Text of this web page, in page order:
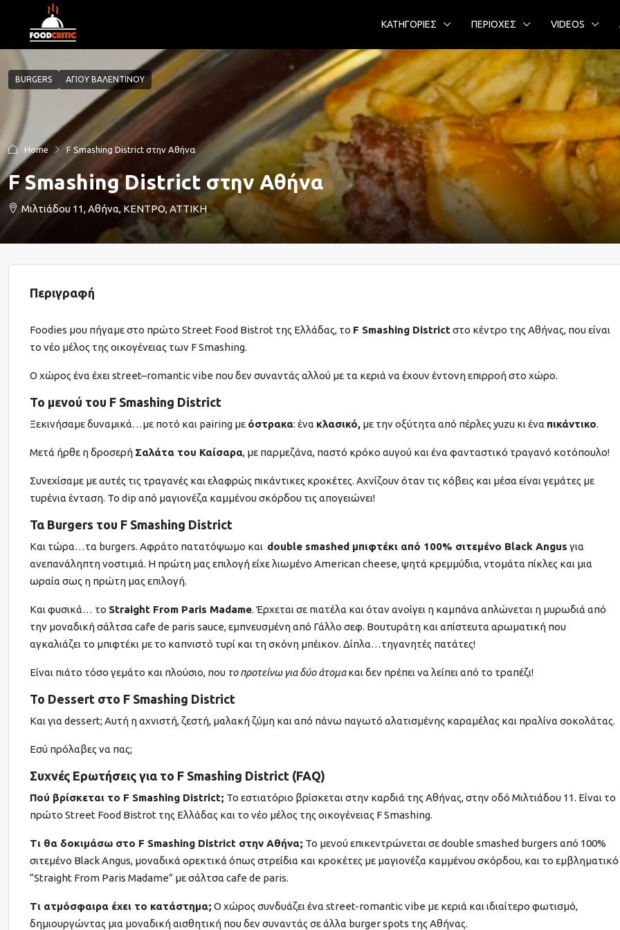
ΚΑΤΗΓΟΡΙΕΣ ΠΕΡΙΟΧΕΣ VIDEOS
BURGERS ΑΓΙΟΥ ΒΑΛΕΝΤΙΝΟΥ
Home F Smashing District στην Αθήνα
F Smashing District στην Αθήνα
Μιλτιάδου 11, Αθήνα, ΚΕΝΤΡΟ, ΑΤΤΙΚΗ
Περιγραφή
Foodies μου πήγαμε στο πρώτο Street Food Bistrot της Ελλάδας, το F Smashing Districtστο κέντρο της Αθήνας, που είναι
το νέο μέλος της οικογένειας των F Smashing.
Ο χώρος ένα έχει street–romantic vibe που δεν συναντάς αλλού με τα κεριά να έχουν έντονη επιρροή στο χώρο.
Το μενού του F Smashing District
Ξεκινήσαμε δυναμικά…με ποτό και pairing με όστρακα: ένα κλασικό, με την οξύτητα από πέρλες yuzu κι ένα πικάντικο.
Μετά ήρθε η δροσερή Σαλάτα του Καίσαρα, με παρμεζάνα, παστό κρόκο αυγού και ένα φανταστικό τραγανό κοτόπουλο!
Συνεχίσαμε με αυτές τις τραγανές και ελαφρώς πικάντικες κροκέτες. Αχνίζουν όταν τις κόβεις και μέσα είναι γεμάτες με
τυρένια ένταση. Το dip από μαγιονέζα καμμένου σκόρδου τις απογειώνει!
Τα Burgers του F Smashing District
Και τώρα…τα burgers. Αφράτο πατατόψωμο και double smashed μπιφτέκι από 100% σιτεμένο Black Angus για
ανεπανάληπτη νοστιμιά. Η πρώτη μας επιλογή είχε λιωμένο American cheese, ψητά κρεμμύδια, ντομάτα πίκλες και μια
ωραία σως η πρώτη μας επιλογή.
Και φυσικά… το Straight From Paris Madame. Έρχεται σε πιατέλα και όταν ανοίγει η καμπάνα απλώνεται η μυρωδιά από
την μοναδική σάλτσα cafe de paris sauce, εμπνευσμένη από Γάλλο σεφ. Βουτυράτη και απίστευτα αρωματική που
αγκαλιάζει το μπιφτέκι με το καπνιστό τυρί και τη σκόνη μπέικον. Δίπλα…τηγανητές πατάτες!
Είναι πιάτο τόσο γεμάτο και πλούσιο, που το προτείνω για δύο άτομακαι δεν πρέπει να λείπει από το τραπέζι!
Το Dessert στο F Smashing District
Και για dessert; Αυτή η αχνιστή, ζεστή, μαλακή ζύμη και από πάνω παγωτό αλατισμένης καραμέλας και πραλίνα σοκολάτας.
Εσύ πρόλαβες να πας;
Συχνές Ερωτήσεις για το F Smashing District (FAQ)
Πού βρίσκεται το F Smashing District; Το εστιατόριο βρίσκεται στην καρδιά της Αθήνας, στην οδό Μιλτιάδου 11. Είναι το
πρώτο Street Food Bistrot της Ελλάδας και το νέο μέλος της οικογένειας F Smashing.
Τι θα δοκιμάσω στο F Smashing District στην Αθήνα; Το μενού επικεντρώνεται σε double smashed burgers από 100%
σιτεμένο Black Angus, μοναδικά ορεκτικά όπως στρείδια και κροκέτες με μαγιονέζα καμμένου σκόρδου, και το εμβληματικό
“Straight From Paris Madame” με σάλτσα cafe de paris.
Τι ατμόσφαιρα έχει το κατάστημα; Ο χώρος συνδυάζει ένα street-romantic vibe με κεριά και ιδιαίτερο φωτισμό,
δημιουργώντας μια μοναδική αισθητική που δεν συναντάς σε άλλα burger spots της Αθήνας.